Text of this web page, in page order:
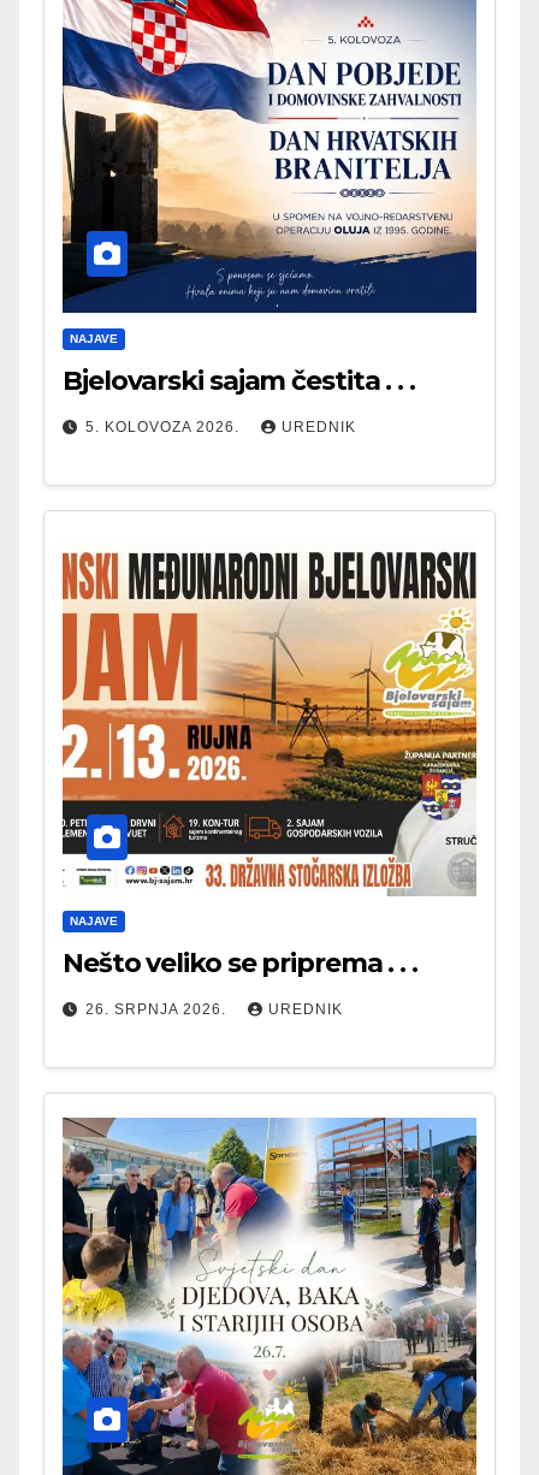
NAJAVE
Bjelovarski sajam čestita . . .
5. KOLOVOZA 2026. UREDNIK
NAJAVE
Nešto veliko se priprema . . .
26. SRPNJA 2026. UREDNIK